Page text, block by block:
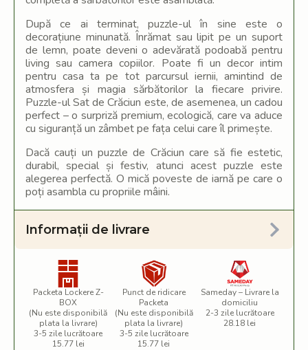
După ce ai terminat, puzzle-ul în sine este o
decorațiune minunată. Înrămat sau lipit pe un suport
de lemn, poate deveni o adevărată podoabă pentru
living sau camera copiilor. Poate fi un decor intim
pentru casa ta pe tot parcursul iernii, amintind de
atmosfera și magia sărbătorilor la fiecare privire.
Puzzle-ul Sat de Crăciun este, de asemenea, un cadou
perfect – o surpriză premium, ecologică, care va aduce
cu siguranță un zâmbet pe fața celui care îl primește.
Dacă cauți un puzzle de Crăciun care să fie estetic,
durabil, special și festiv, atunci acest puzzle este
alegerea perfectă. O mică poveste de iarnă pe care o
poți asambla cu propriile mâini.
Informații de livrare
Packeta Lockere Z-
BOX
(Nu este disponibilă
plata la livrare)
3-5 zile lucrătoare
15.77 lei
Punct de ridicare
Packeta
(Nu este disponibilă
plata la livrare)
3-5 zile lucrătoare
15.77 lei
Sameday – Livrare la
domiciliu
2-3 zile lucrătoare
28.18 lei